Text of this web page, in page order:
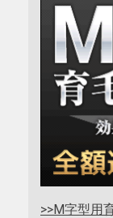
>>M字型用